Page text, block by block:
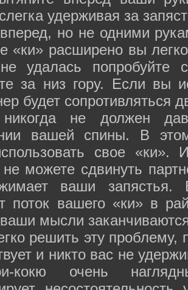
удерживая за
но не одними
«ки» расширено вы
удалась попробуйте
за низ гору. Если вы
будет сопротивляться
никогда не должен
вашей спины. В
свое «ки».
можете сдвинуть
ваши запястья.
поток вашего «ки» в
мысли
решить эту проблему,
и никто вас не
кокю очень